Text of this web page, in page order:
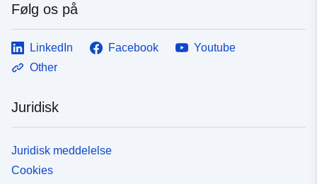
Følg os på
LinkedIn Facebook
Youtube
Other
Juridisk
Juridisk meddelelse
Cookies